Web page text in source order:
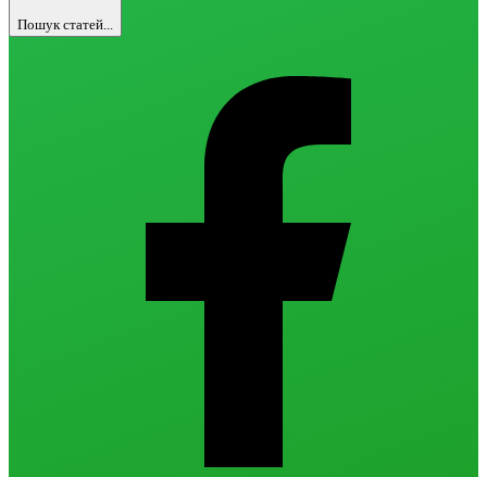
Пошук статей...